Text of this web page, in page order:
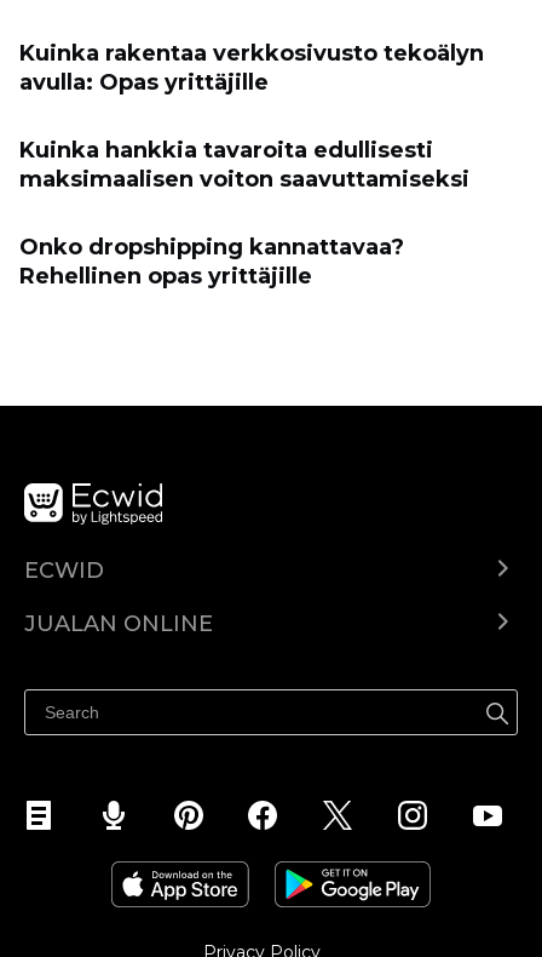
Kuinka rakentaa verkkosivusto tekoälyn
avulla: Opas yrittäjille
Kuinka hankkia tavaroita edullisesti
maksimaalisen voiton saavuttamiseksi
Onko dropshipping kannattavaa?
Rehellinen opas yrittäjille
ECWID
Pusat Bantuan
JUALAN ONLINE
Jualan di Facebook
Privacy Policy